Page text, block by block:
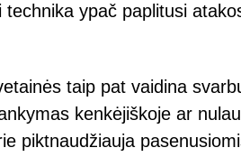
ypač paplitusi
taip pat vaidina
kenkėjiškoje ar
piktnaudžiauja